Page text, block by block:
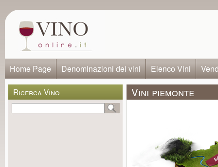
Home Page Denominazioni dei vini Elenco Vini
Ricerca Vino Vini piemonte